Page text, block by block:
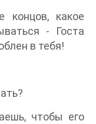
концов, какое
- Госта
в тебя!
чтобы его